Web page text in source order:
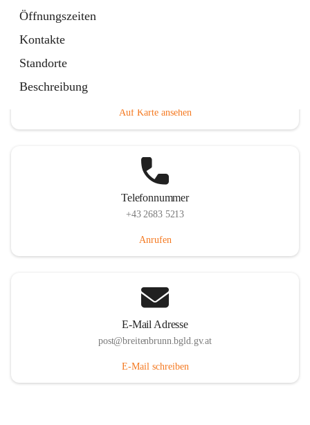
Öffnungszeiten
Kontakte
Standorte
Beschreibung
Auf Karte ansehen
Telefonnummer
+43 2683 5213
Anrufen
E-Mail Adresse
post@breitenbrunn.bgld.gv.at
E-Mail schreiben